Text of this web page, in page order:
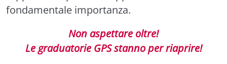
fondamentale importanza.
Non aspettare oltre!
Le graduatorie GPS stanno per riaprire!